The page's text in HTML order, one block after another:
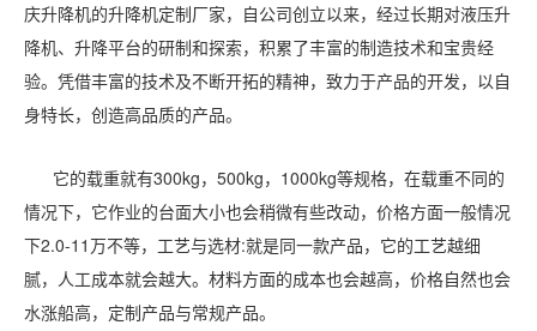
庆升降机的升降机定制厂家，自公司创立以来，经过长期对液压升
降机、升降平台的研制和探索，积累了丰富的制造技术和宝贵经
验。凭借丰富的技术及不断开拓的精神，致力于产品的开发，以自
身特长，创造高品质的产品。
它的载重就有300kg，500kg，1000kg等规格，在载重不同的
情况下，它作业的台面大小也会稍微有些改动，价格方面一般情况
下2.0-11万不等，工艺与选材:就是同一款产品，它的工艺越细
腻，人工成本就会越大。材料方面的成本也会越高，价格自然也会
水涨船高，定制产品与常规产品。